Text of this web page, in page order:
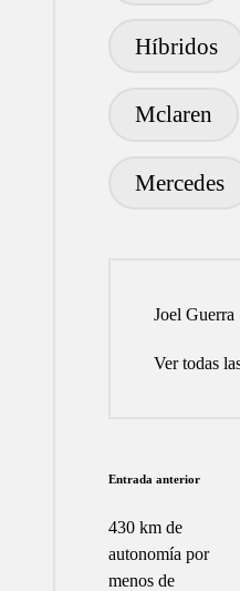
Híbridos
Mclaren
Mercedes
Joel Guerra
Ver todas
Navegación
de
entradas
Entrada anterior
430 km de
autonomía por
menos de